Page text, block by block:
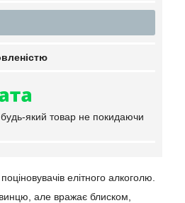
будь-який товар не покидаючи
елітного алкоголю.
але вражає блиском,